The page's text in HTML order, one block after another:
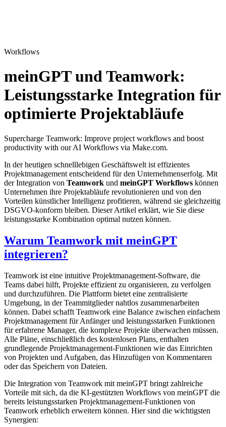
Workflows
meinGPT und Teamwork:
Leistungsstarke Integration für
optimierte Projektabläufe
Supercharge Teamwork: Improve project workflows and boost
productivity with our AI Workflows via Make.com.
In der heutigen schnelllebigen Geschäftswelt ist effizientes
Projektmanagement entscheidend für den Unternehmenserfolg. Mit
der Integration von Teamwork und meinGPT Workflows können
Unternehmen ihre Projektabläufe revolutionieren und von den
Vorteilen künstlicher Intelligenz profitieren, während sie gleichzeitig
DSGVO-konform bleiben. Dieser Artikel erklärt, wie Sie diese
leistungsstarke Kombination optimal nutzen können.
Warum Teamwork mit meinGPT
integrieren?
Teamwork ist eine intuitive Projektmanagement-Software, die
Teams dabei hilft, Projekte effizient zu organisieren, zu verfolgen
und durchzuführen. Die Plattform bietet eine zentralisierte
Umgebung, in der Teammitglieder nahtlos zusammenarbeiten
können. Dabei schafft Teamwork eine Balance zwischen einfachem
Projektmanagement für Anfänger und leistungsstarken Funktionen
für erfahrene Manager, die komplexe Projekte überwachen müssen.
Alle Pläne, einschließlich des kostenlosen Plans, enthalten
grundlegende Projektmanagement-Funktionen wie das Einrichten
von Projekten und Aufgaben, das Hinzufügen von Kommentaren
oder das Speichern von Dateien.
Die Integration von Teamwork mit meinGPT bringt zahlreiche
Vorteile mit sich, da die KI-gestützten Workflows von meinGPT die
bereits leistungsstarken Projektmanagement-Funktionen von
Teamwork erheblich erweitern können. Hier sind die wichtigsten
Synergien: